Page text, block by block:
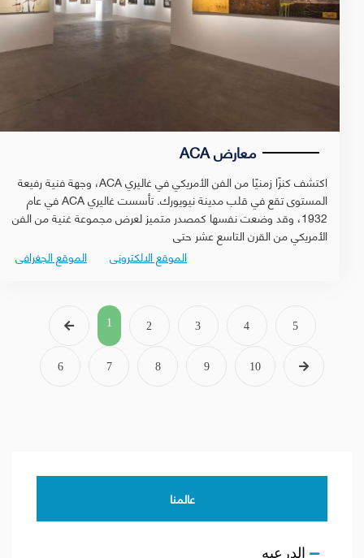
معارض ACA
اكتشف كنزًا زمنيًا من الفن الأمريكي في غاليري ACA، وجهة فنية رفيعة
المستوى تقع في قلب مدينة نيويورك. تأسست غاليري ACA في عام
1932، وقد وضعت نفسها كمصدر متميز لعرض مجموعة غنية من الفن
الأمريكي من القرن التاسع عشر حتى
الموقع الجغرافى
الموقع الالكترونى
1 2 3 4 5
6 7 8 9 10
عالمنا